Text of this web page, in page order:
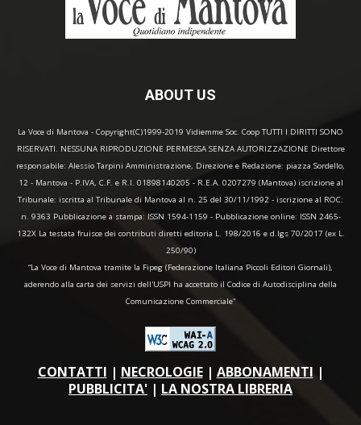
ABOUT US
La Voce di Mantova - Copyright(C)1999-2019 Vidiemme Soc. Coop TUTTI I DIRITTI SONO
RISERVATI. NESSUNA RIPRODUZIONE PERMESSA SENZA AUTORIZZAZIONE Direttore
responsabile: Alessio Tarpini Amministrazione, Direzione e Redazione: piazza Sordello,
12 - Mantova - P.IVA, C.F. e R.I. 01898140205 - R.E.A. 0207279 (Mantova) iscrizione al
Tribunale: iscritta al Tribunale di Mantova al n. 25 del 30/11/1992 - iscrizione al ROC:
n. 9363 Pubblicazione a stampa: ISSN 1594-1159 - Pubblicazione online: ISSN 2465-
132X La testata fruisce dei contributi diretti editoria L. 198/2016 e d.lgs 70/2017 (ex L.
250/90)
“La Voce di Mantova tramite la Fipeg (Federazione Italiana Piccoli Editori Giornali),
aderendo alla carta dei servizi dell'USPI ha accettato il Codice di Autodisciplina della
Comunicazione Commerciale"
CONTATTI | NECROLOGIE| ABBONAMENTI |
PUBBLICITA' | LA NOSTRA LIBRERIA